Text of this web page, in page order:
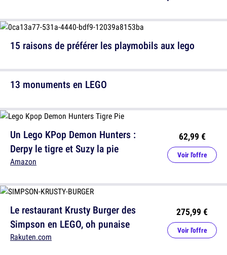
15 raisons de préférer les playmobils aux lego
Un Lego KPop Demon Hunters :
Derpy le tigre et Suzy la pie
Amazon
62,99 €
Voir l'offre
13 monuments en LEGO
Le restaurant Krusty Burger des
Simpson en LEGO, oh punaise
Rakuten.com
275,99 €
Voir l'offre